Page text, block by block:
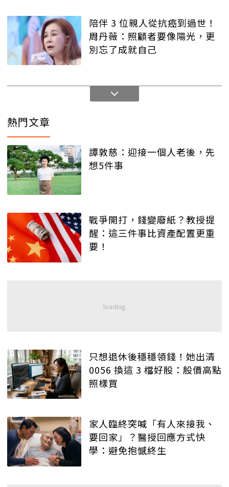
陪伴 3 位親人從抗癌到過世！
周丹薇：照顧者要像陽光，更
別忘了成就自己
熱門文章
譚敦慈：迎接一個人老後，先
想5件事
戰爭開打，錢變廢紙？教授提
醒：這三件事比資產配置更重
要！
只想退休後穩穩領錢！她出清
0056 換這 3 檔好股：股價高點
照樣買
家人臨終突喊「有人來接我、
要回家」？醫授回應方式快
學：避免抱憾終生